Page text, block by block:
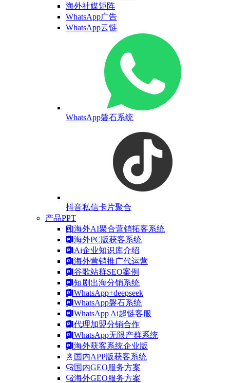
海外社媒矩阵
WhatsApp广告
WhatsApp云链
WhatsApp磐石系统
抖音私信卡片聚合
产品PPT
海外AI聚合营销拓客系统
海外PC版获客系统
Ai企业知识库介绍
海外营销推广代运营
谷歌站群SEO案例
短剧出海分销系统
WhatsApp+deepseek
WhatsApp磐石系统
WhatsApp Ai超链客服
代理加盟分销合作
WhatsApp无限产群系统
海外获客系统企业版
国内APP版获客系统
国内GEO服务方案
海外GEO服务方案